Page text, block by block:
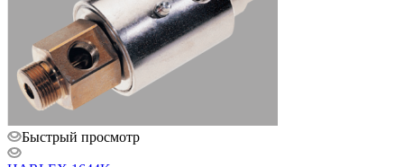
Быстрый просмотр